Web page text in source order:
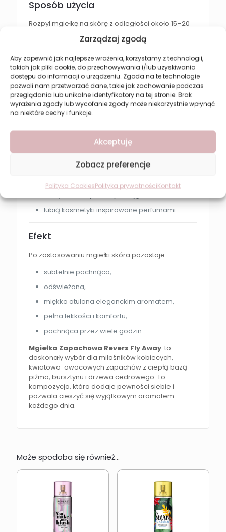
Zarządzaj zgodą
Aby zapewnić jak najlepsze wrażenia, korzystamy z technologii,
takich jak pliki cookie, do przechowywania i/lub uzyskiwania
dostępu do informacji o urządzeniu. Zgoda na te technologie
pozwoli nam przetwarzać dane, takie jak zachowanie podczas
przeglądania lub unikalne identyfikatory na tej stronie. Brak
wyrażenia zgody lub wycofanie zgody może niekorzystnie wpłynąć
na niektóre cechy i funkcje.
Akceptuję
Zobacz preferencje
Polityka CookiesPolityka prywatnościKontakt
Sposób użycia
Rozpyl mgiełkę na skórę z odległości około 15–20
odświeżyć ciało i cieszyć się ulubionym zapachem.
Dla kogo?
Revers Fly Awaybędzie doskonałym wyborem
dla osób, które:
lubią kwiatowo-owocowe kompozycje
cenią eleganckie i zmysłowe aromaty,
szukają lekkiej mgiełki do codziennego
lubią kosmetyki inspirowane perfumami.
Efekt
Po zastosowaniu mgiełki skóra pozostaje:
subtelnie pachnąca,
odświeżona,
miękko otulona eleganckim aromatem,
pełna lekkości i komfortu,
pachnąca przez wiele godzin.
Mgiełka Zapachowa Revers Fly Away to
doskonały wybór dla miłośników kobiecych,
kwiatowo-owocowych zapachów z ciepłą bazą
piżma, bursztynu i drzewa cedrowego. To
kompozycja, która dodaje pewności siebie i
pozwala cieszyć się wyjątkowym aromatem
każdego dnia.
Może spodoba się również…